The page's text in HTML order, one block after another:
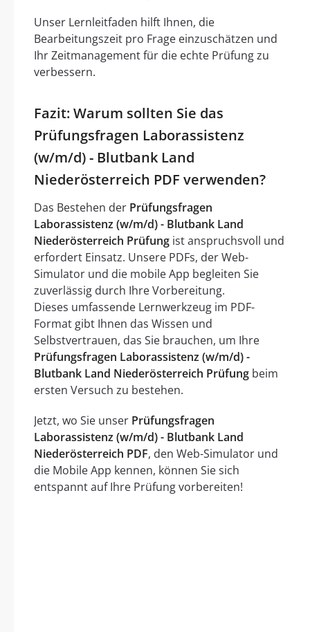
Unser Lernleitfaden hilft Ihnen, die
Bearbeitungszeit pro Frage einzuschätzen und
Ihr Zeitmanagement für die echte Prüfung zu
verbessern.
Fazit: Warum sollten Sie das
Prüfungsfragen Laborassistenz
(w/m/d) - Blutbank Land
Niederösterreich PDF verwenden?
Das Bestehen der Prüfungsfragen
Laborassistenz (w/m/d) - Blutbank Land
Niederösterreich Prüfung ist anspruchsvoll und
erfordert Einsatz. Unsere PDFs, der Web-
Simulator und die mobile App begleiten Sie
zuverlässig durch Ihre Vorbereitung.
Dieses umfassende Lernwerkzeug im PDF-
Format gibt Ihnen das Wissen und
Selbstvertrauen, das Sie brauchen, um Ihre
Prüfungsfragen Laborassistenz (w/m/d) -
Blutbank Land Niederösterreich Prüfung beim
ersten Versuch zu bestehen.
Jetzt, wo Sie unser Prüfungsfragen
Laborassistenz (w/m/d) - Blutbank Land
Niederösterreich PDF, den Web-Simulator und
die Mobile App kennen, können Sie sich
entspannt auf Ihre Prüfung vorbereiten!